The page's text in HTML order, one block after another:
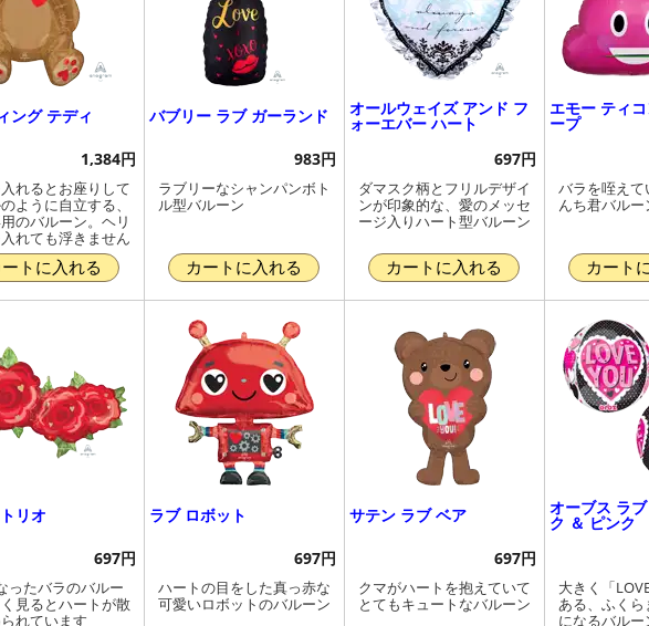
ング テディ
1,384円
れるとお座りして
ように自立する、
のバルーン。ヘリ
れても浮きません
ートに入れる
バブリー ラブ ガーランド
983円
ラブリーなシャンパンボト
ル型バルーン
カートに入れる
オールウェイズ アンド フ
ォーエバー ハート
697円
ダマスク柄とフリルデザイ
ンが印象的な、愛のメッセ
ージ入りハート型バルーン
カートに入れる
エモー ティ
ープ
バラを咥えて
んち君バルー
カート
リオ
697円
ったバラのバルー
見るとハートが散
れています
ラブ ロボット
697円
ハートの目をした真っ赤な
可愛いロボットのバルーン
サテン ラブ ベア
697円
クマがハートを抱えていて
とてもキュートなバルーン
オーブス ラ
ク ＆ ピンク
大きく「
ある、ふく
になるバルー